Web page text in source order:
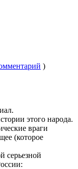
)
этого народа.
враги
(которое
серьезной